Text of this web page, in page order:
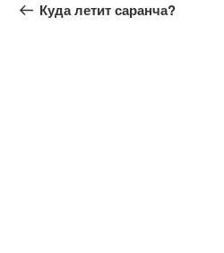
запись:
Куда летит саранча?